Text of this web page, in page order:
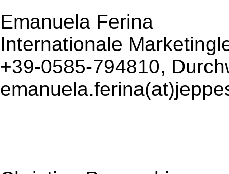
Emanuela Ferina
Internationale
+39-0585-794810,